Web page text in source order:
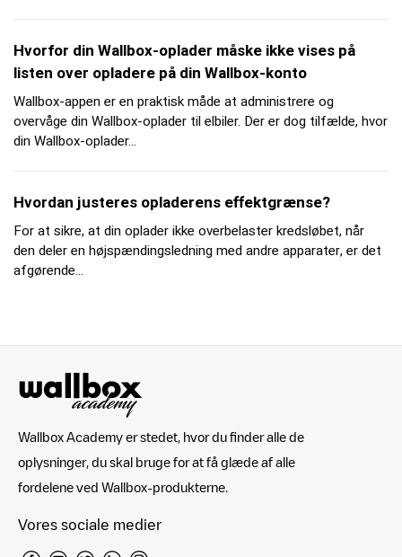
Hvorfor din Wallbox-oplader måske ikke vises på
listen over opladere på din Wallbox-konto
Wallbox-appen er en praktisk måde at administrere og
overvåge din Wallbox-oplader til elbiler. Der er dog tilfælde, hvor
din Wallbox-oplader...
Hvordan justeres opladerens effektgrænse?
For at sikre, at din oplader ikke overbelaster kredsløbet, når
den deler en højspændingsledning med andre apparater, er det
afgørende...
Wallbox Academy er stedet, hvor du finder alle de
oplysninger, du skal bruge for at få glæde af alle
fordelene ved Wallbox-produkterne.
Vores sociale medier